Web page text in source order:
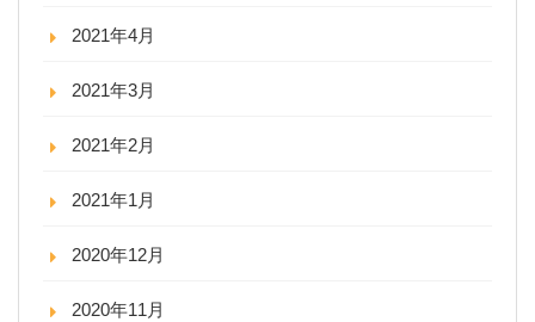
2021年4月
2021年3月
2021年2月
2021年1月
2020年12月
2020年11月